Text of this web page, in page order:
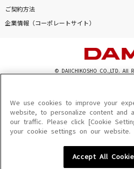
ご契約方法
企業情報（コーポレートサイト）
© DAIICHIKOSHO CO.,LTD. All
このサイトに掲載されている一切の文章・画像・
を問わず、著作権法の定める範囲を超えて無断で
を禁じます。
楽曲及びコンテンツは、機種によりご利用いただけ
楽曲及びコンテンツの配信日、配信内容が変更にな
We use cookies to improve your
website, to personalize content and
our traffic. Please click [Cookie
your cookie settings on our website.
Accept All